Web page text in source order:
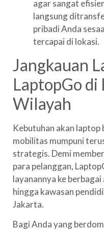
agar sangat
langsung
pribadi Anda
tercapai di lokasi.
Jangkauan
LaptopGo di
Wilayah
Kebutuhan akan
mobilitas mumpuni
strategis. Demi
para pelanggan,
layanannya ke
hingga kawasan
Jakarta.
Bagi Anda yang